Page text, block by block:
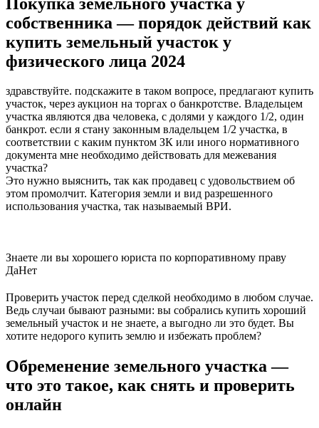
собственника — порядок действий как
купить земельный участок у
физического лица 2024
здравствуйте. подскажите в таком вопросе, предлагают купить
участок, через аукцион на торгах о банкротстве. Владельцем
участка являются два человека, с долями у каждого 1/2, один
банкрот. если я стану законным владельцем 1/2 участка, в
соответствии с каким пунктом ЗК или иного нормативного
документа мне необходимо действовать для межевания
участка?
Это нужно выяснить, так как продавец с удовольствием об
этом промолчит. Категория земли и вид разрешенного
использования участка, так называемый ВРИ.
Знаете ли вы хорошего юриста по корпоративному праву
ДаНет
Проверить участок перед сделкой необходимо в любом случае.
Ведь случаи бывают разными: вы собрались купить хороший
земельный участок и не знаете, а выгодно ли это будет. Вы
хотите недорого купить землю и избежать проблем?
Обременение земельного участка —
что это такое, как снять и проверить
онлайн